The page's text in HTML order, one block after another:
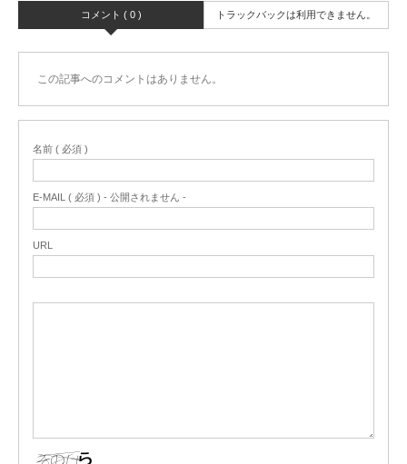
コメント ( 0 ) トラックバックは利用できません。
この記事へのコメントはありません。
名前 ( 必須 )
E-MAIL ( 必須 ) - 公開されません -
URL